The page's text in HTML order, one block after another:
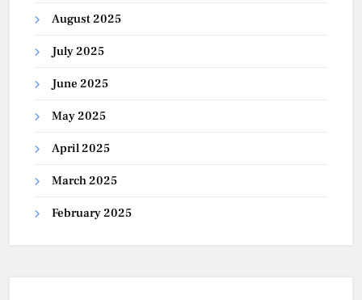
August 2025
July 2025
June 2025
May 2025
April 2025
March 2025
February 2025